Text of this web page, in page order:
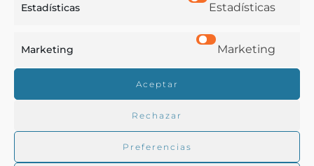
Estadísticas Estadísticas
Marketing Marketing
Aceptar
Rechazar
Preferencias
Ver todas las recetas con origen:
Toda España